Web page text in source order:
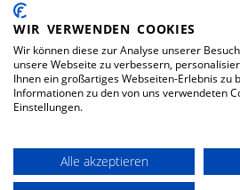
LEGAL
DOWNLOADS
© 2026 Spilag AG
WIR VERWENDEN COOKIES
Wir können diese zur Analyse unserer
unsere Webseite zu verbessern,
Ihnen ein großartiges Webseiten-Erlebnis zu
Informationen zu den von uns verwendeten
Einstellungen.
Alle akzeptieren